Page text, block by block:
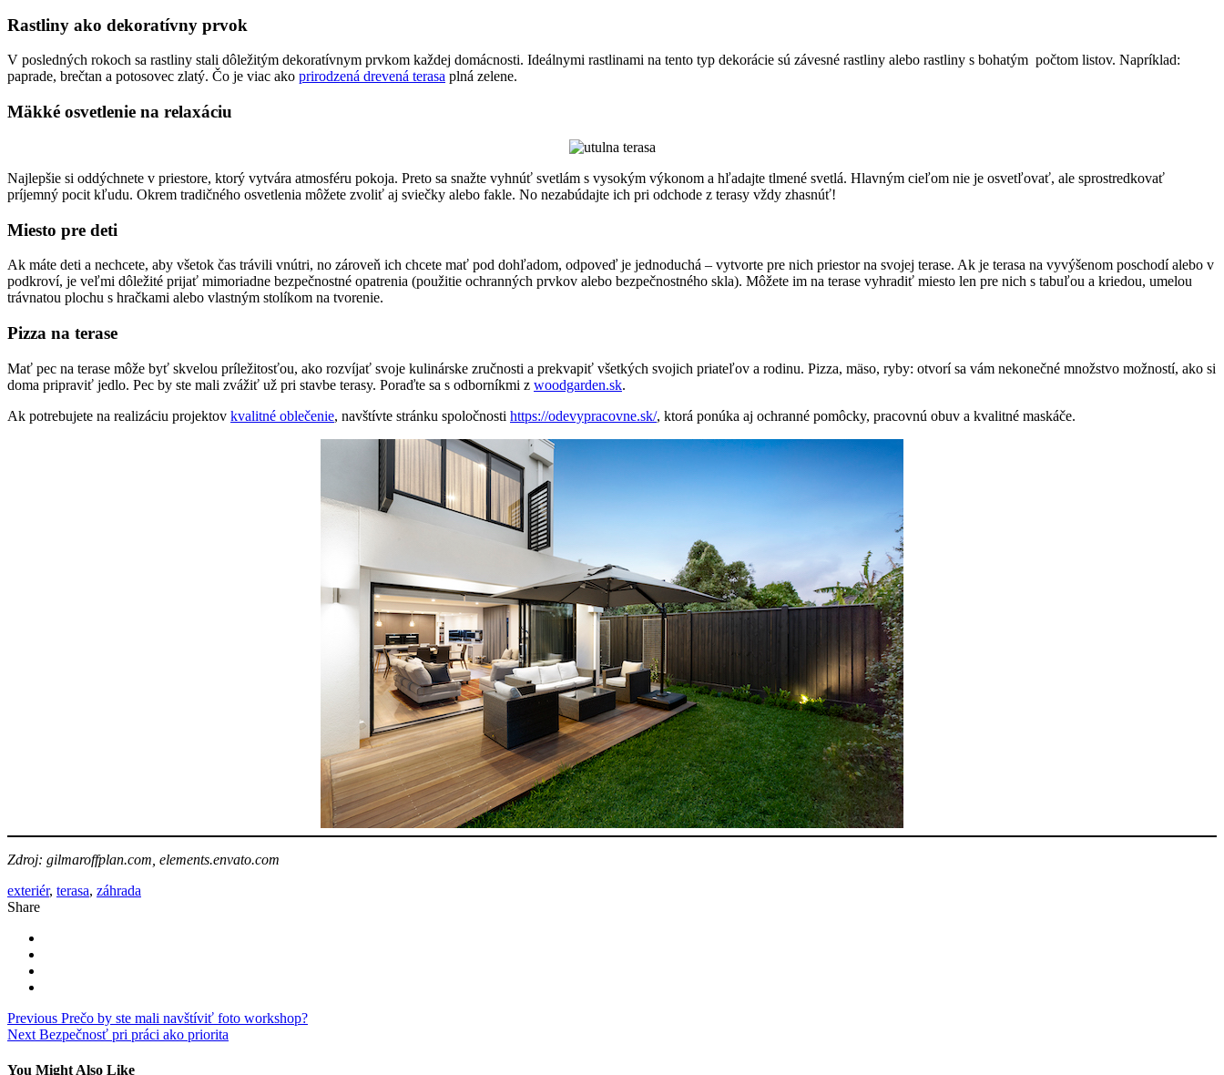
Rastliny ako dekoratívny prvok
V posledných rokoch sa rastliny stali dôležitým dekoratívnym prvkom každej domácnosti. Ideálnymi rastlinami na tento typ dekorácie sú závesné rastliny alebo rastliny s bohatým počtom listov. Napríklad:
paprade, brečtan a potosovec zlatý. Čo je viac ako prirodzená drevená terasa plná zelene.
Mäkké osvetlenie na relaxáciu
Najlepšie si oddýchnete v priestore, ktorý vytvára atmosféru pokoja. Preto sa snažte vyhnúť svetlám s vysokým výkonom a hľadajte tlmené svetlá. Hlavným cieľom nie je osvetľovať, ale sprostredkovať
príjemný pocit kľudu. Okrem tradičného osvetlenia môžete zvoliť aj sviečky alebo fakle. No nezabúdajte ich pri odchode z terasy vždy zhasnúť!
Miesto pre deti
Ak máte deti a nechcete, aby všetok čas trávili vnútri, no zároveň ich chcete mať pod dohľadom, odpoveď je jednoduchá – vytvorte pre nich priestor na svojej terase. Ak je terasa na vyvýšenom poschodí alebo v
podkroví, je veľmi dôležité prijať mimoriadne bezpečnostné opatrenia (použitie ochranných prvkov alebo bezpečnostného skla). Môžete im na terase vyhradiť miesto len pre nich s tabuľou a kriedou, umelou
trávnatou plochu s hračkami alebo vlastným stolíkom na tvorenie.
Pizza na terase
Mať pec na terase môže byť skvelou príležitosťou, ako rozvíjať svoje kulinárske zručnosti a prekvapiť všetkých svojich priateľov a rodinu. Pizza, mäso, ryby: otvorí sa vám nekonečné množstvo možností, ako si
doma pripraviť jedlo. Pec by ste mali zvážiť už pri stavbe terasy. Poraďte sa s odborníkmi z woodgarden.sk.
Ak potrebujete na realizáciu projektov kvalitné oblečenie, navštívte stránku spoločnosti https://odevypracovne.sk/, ktorá ponúka aj ochranné pomôcky, pracovnú obuv a kvalitné maskáče.
Zdroj: gilmaroffplan.com, elements.envato.com
exteriér, terasa, záhrada
Share
Navigácia
v
článku
Previous Prečo by ste mali navštíviť foto workshop?
Next Bezpečnosť pri práci ako priorita
You Might Also Like